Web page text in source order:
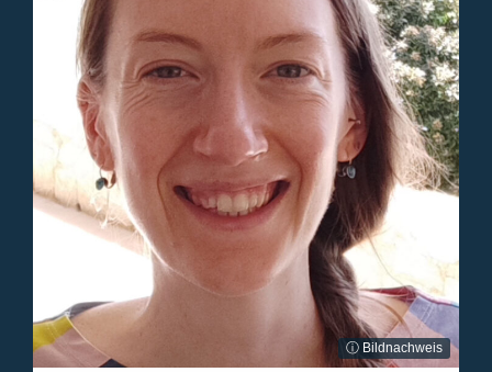
ⓘ Bildnachweis